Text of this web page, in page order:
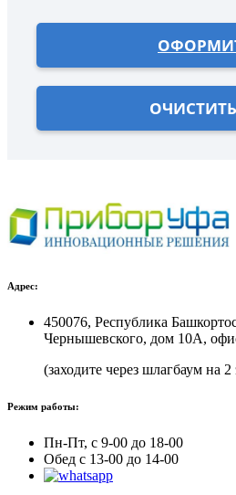
Адрес:
450076, Республика
Чернышевского, дом 10А,
(заходите через шлагбаум на 2
Режим работы:
Пн-Пт, с 9-00 до 18-00
Обед с 13-00 до 14-00